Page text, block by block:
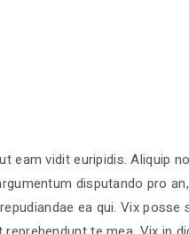
eam vidit euripidis. Aliquip
disputando pro
ea qui. Vix